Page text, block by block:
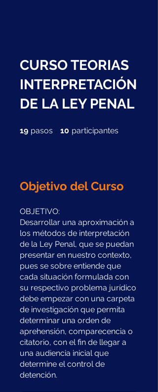
CURSO TEORIAS
INTERPRETACIÓN
DE LA LEY PENAL
19 pasos 19 pasos
10 participantes
Objetivo del Curso
OBJETIVO:
Desarrollar una aproximación a
los métodos de interpretación
de la Ley Penal, que se puedan
presentar en nuestro contexto,
pues se sobre entiende que
cada situación formulada con
su respectivo problema jurídico
debe empezar con una carpeta
de investigación que permita
determinar una orden de
aprehensión, comparecencia o
citatorio, con el fin de llegar a
una audiencia inicial que
determine el control de
detención.